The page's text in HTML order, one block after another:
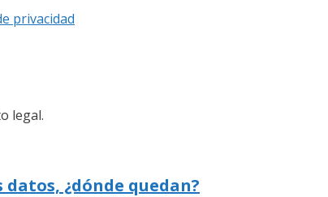
privacidad
legal.
¿dónde quedan?